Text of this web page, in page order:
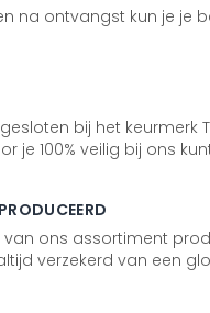
na ontvangst kun je je
bij het keurmerk
je 100% veilig bij ons
van ons assortiment
verzekerd van een